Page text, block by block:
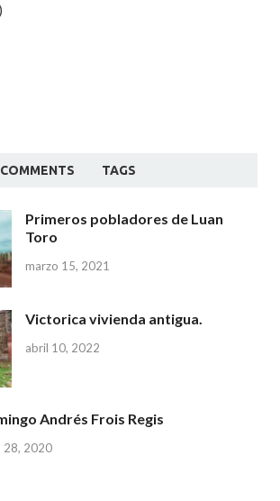
COMMENTS TAGS
Primeros pobladores de Luan
Toro
marzo 15, 2021
Victorica vivienda antigua.
abril 10, 2022
Andrés Frois Regis
28, 2020